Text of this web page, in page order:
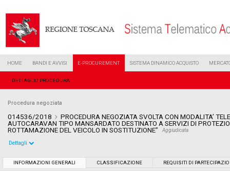
HOME BANDI E AVVISI E-PROCUREMENT SISTEMA DINAMICO ACQUISTO
DETTAGLIO PROCEDURA
Procedura negoziata
014536/2018
PROCEDURA NEGOZIATA SVOLTA CON MODALITA’
AUTOCARAVAN TIPO MANSARDATO DESTINATO A SERVIZI DI
ROTTAMAZIONE DEL VEICOLO IN SOSTITUZIONE”
Aggiudicata
Dettagli
INFORMAZIONI GENERALI CLASSIFICAZIONE REQUISITI DI